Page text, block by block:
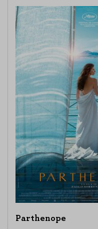
Parthenope